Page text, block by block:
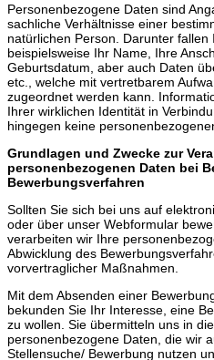
Personenbezogene Daten sind
sachliche Verhältnisse einer
natürlichen Person. Darunter fallen
beispielsweise Ihr Name, Ihre
Geburtsdatum, aber auch Daten
etc., welche mit vertretbarem
zugeordnet werden kann.
Ihrer wirklichen Identität in
hingegen keine
Grundlagen und Zwecke zur
personenbezogenen Daten bei
Bewerbungsverfahren
Sollten Sie sich bei uns auf
oder über unser Webformular
verarbeiten wir Ihre
Abwicklung des
vorvertraglicher Maßnahmen.
Mit dem Absenden einer
bekunden Sie Ihr Interesse, eine
zu wollen. Sie übermitteln uns in
personenbezogene Daten, die wir
Stellensuche/ Bewerbung nutzen